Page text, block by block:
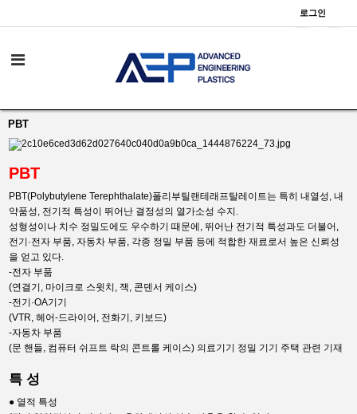
로그인
PBT
PBT
PBT(Polybutylene Terephthalate)폴리부틸랜테래프탈레이트는 특히 내열성, 내
약품성, 전기적 특성이 뛰어난 결정성의 열가소성 수지.
성형성이나 치수 정밀도에도 우수하기 때문에, 뛰어난 전기적 특성과도 더불어,
전기·전자 부품, 자동차 부품, 각종 정밀 부품 등에 적합한 재료로서 높은 신뢰성
을 얻고 있다.
-전자 부품
(연결기, 마이크로 스윗치, 잭, 콘덴서 케이스)
-전기·OA기기
(VTR, 헤어-드라이어, 전화기, 키보드)
-자동차 부품
(문 핸들, 컴퓨터 쉬프트 락의 콘트롤 케이스) 의료기기 정밀 기기 주택 관련 기재
특 성
● 열적 특성